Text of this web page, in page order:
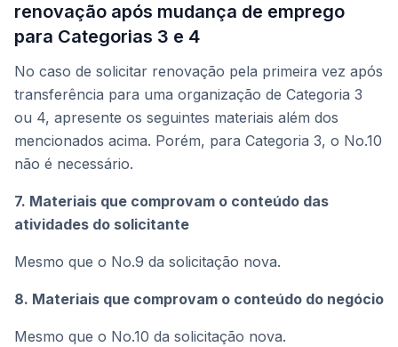
renovação após mudança de emprego
para Categorias 3 e 4
No caso de solicitar renovação pela primeira vez após
transferência para uma organização de Categoria 3
ou 4, apresente os seguintes materiais além dos
mencionados acima. Porém, para Categoria 3, o No.10
não é necessário.
7. Materiais que comprovam o conteúdo das
atividades do solicitante
Mesmo que o No.9 da solicitação nova.
8. Materiais que comprovam o conteúdo do negócio
Mesmo que o No.10 da solicitação nova.